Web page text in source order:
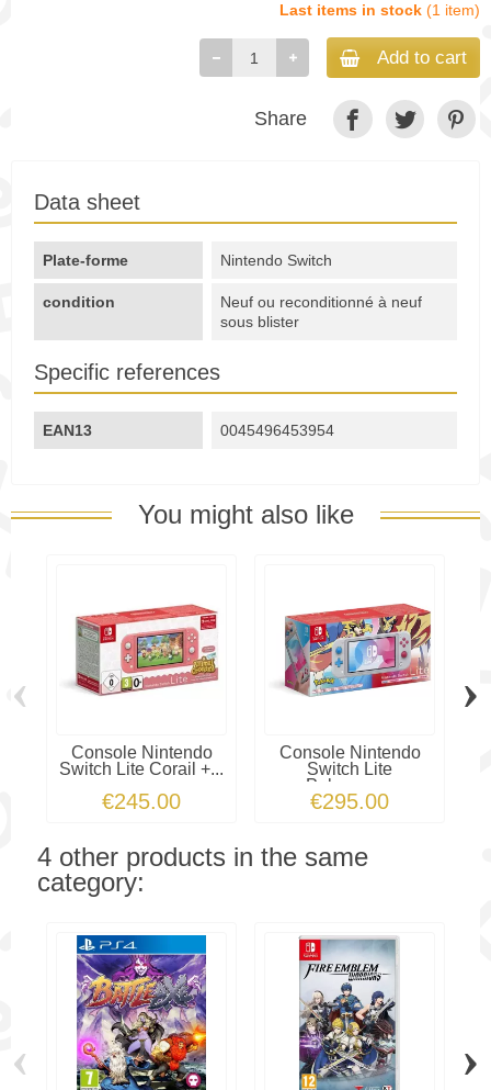
Last items in stock (1 item)
Add to cart
Share
Data sheet
Plate-forme Nintendo Switch
condition
Neuf ou reconditionné à neuf
sous blister
Specific references
EAN13 0045496453954
You might also like
Console Nintendo
Switch Lite Corail +...
€245.00
Console Nintendo
Switch Lite
Pokemon...
€295.00
‹ ›
4 other products in the same
category:
‹ ›